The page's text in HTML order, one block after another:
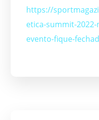
https://
etica-summit-
evento-fique-